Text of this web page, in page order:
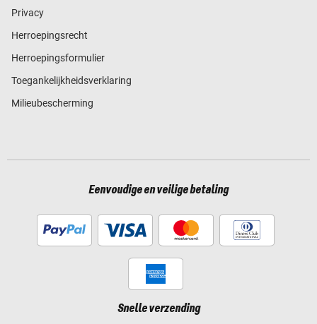
Privacy
Herroepingsrecht
Herroepingsformulier
Toegankelijkheidsverklaring
Milieubescherming
Eenvoudige en veilige betaling
Snelle verzending